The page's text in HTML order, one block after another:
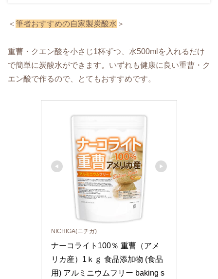
＜ 筆者おすすめの自家製炭酸水 ＞
重曹・クエン酸を小さじ1杯ずつ、水500mlを入れるだけ
で簡単に炭酸水ができます。いずれも健康に良い重曹・ク
エン酸で作るので、とてもおすすめです。
NICHIGA(ニチガ)
ナーコライト100％ 重曹（アメ
リカ産）1ｋｇ 食品添加物 (食品
用) アルミニウムフリー baking s